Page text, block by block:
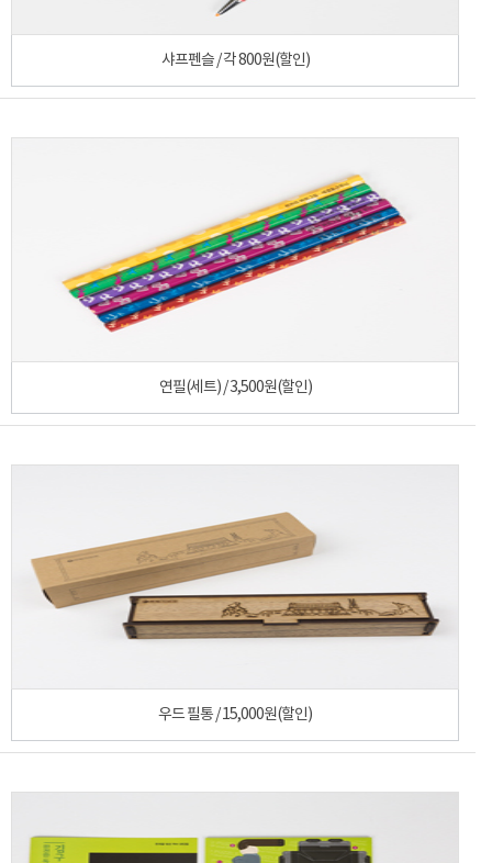
샤프펜슬 / 각 800원(할인)
연필(세트) / 3,500원(할인)
우드 필통 / 15,000원(할인)